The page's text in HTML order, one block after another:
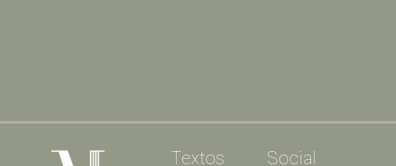
Textos Social